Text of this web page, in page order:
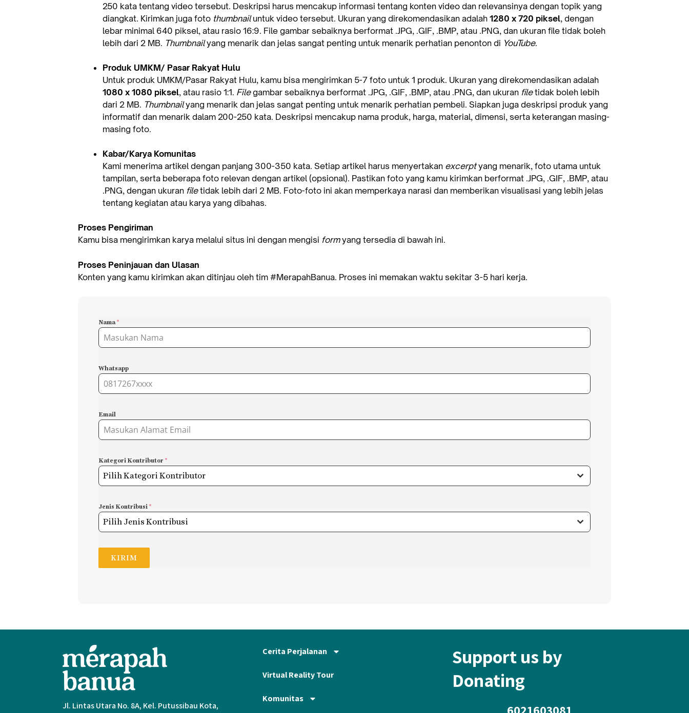
250 kata tentang video tersebut. Deskripsi harus mencakup informasi tentang konten video dan relevansinya dengan topik yang
diangkat. Kirimkan juga foto thumbnailuntuk video tersebut. Ukuran yang direkomendasikan adalah 1280 x 720 piksel, dengan
lebar minimal 640 piksel, atau rasio 16:9. File gambar sebaiknya berformat .JPG, .GIF, .BMP, atau .PNG, dan ukuran file tidak boleh
lebih dari 2 MB. Thumbnailyang menarik dan jelas sangat penting untuk menarik perhatian penonton di YouTube.
Produk UMKM/ Pasar Rakyat Hulu
Untuk produk UMKM/Pasar Rakyat Hulu, kamu bisa mengirimkan 5-7 foto untuk 1 produk. Ukuran yang direkomendasikan adalah
1080 x 1080 piksel, atau rasio 1:1. Filegambar sebaiknya berformat .JPG, .GIF, .BMP, atau .PNG, dan ukuran filetidak boleh lebih
dari 2 MB. Thumbnailyang menarik dan jelas sangat penting untuk menarik perhatian pembeli. Siapkan juga deskripsi produk yang
informatif dan menarik dalam 200-250 kata. Deskripsi mencakup nama produk, harga, material, dimensi, serta keterangan masing-
masing foto.
Kabar/Karya Komunitas
Kami menerima artikel dengan panjang 300-350 kata. Setiap artikel harus menyertakan excerptyang menarik, foto utama untuk
tampilan, serta beberapa foto relevan dengan artikel (opsional). Pastikan foto yang kamu kirimkan berformat .JPG, .GIF, .BMP, atau
.PNG, dengan ukuran filetidak lebih dari 2 MB. Foto-foto ini akan memperkaya narasi dan memberikan visualisasi yang lebih jelas
tentang kegiatan atau karya yang dibahas.
Proses Pengiriman
Kamu bisa mengirimkan karya melalui situs ini dengan mengisi formyang tersedia di bawah ini.
Proses Peninjauan dan Ulasan
Konten yang kamu kirimkan akan ditinjau oleh tim #MerapahBanua. Proses ini memakan waktu sekitar 3-5 hari kerja.
Nama*
Whatsapp
Email
Kategori Kontributor *
Pilih Kategori Kontributor
Jenis Kontribusi *
Pilih Jenis Kontribusi
KIRIM
Jl. Lintas Utara No. 8A, Kel. Putussibau Kota,
Cerita Perjalanan
Virtual Reality Tour
Komunitas
Support us by
Donating